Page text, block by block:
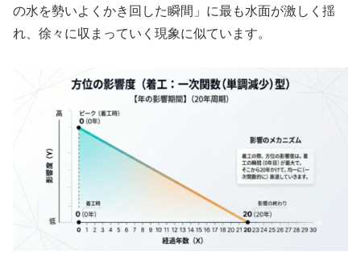
の水を勢いよくかき回した瞬間」に最も水面が激しく揺
れ、徐々に収まっていく現象に似ています。